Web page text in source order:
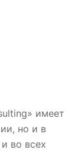
имеет
но и в
во всех